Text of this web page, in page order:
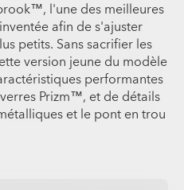
l'une des meilleures
afin de s'ajuster
petits. Sans sacrifier les
version jeune du modèle
performantes
Prizm™, et de détails
et le pont en trou